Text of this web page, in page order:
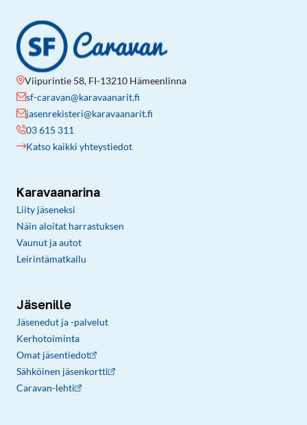
Viipurintie 58, FI-13210 Hämeenlinna
sf-caravan@karavaanarit.fi
jasenrekisteri@karavaanarit.fi
03 615 311
Katso kaikki yhteystiedot
Karavaanarina
Liity jäseneksi
Näin aloitat harrastuksen
Vaunut ja autot
Leirintämatkailu
Jäsenille
Jäsenedut ja -palvelut
Kerhotoiminta
Omat jäsentiedot
Sähköinen jäsenkortti
Caravan-lehti